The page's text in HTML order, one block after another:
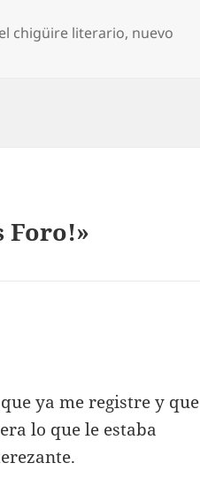
el chigüire literario, nuevo
Foro!»
ya me registre y que
lo que le estaba